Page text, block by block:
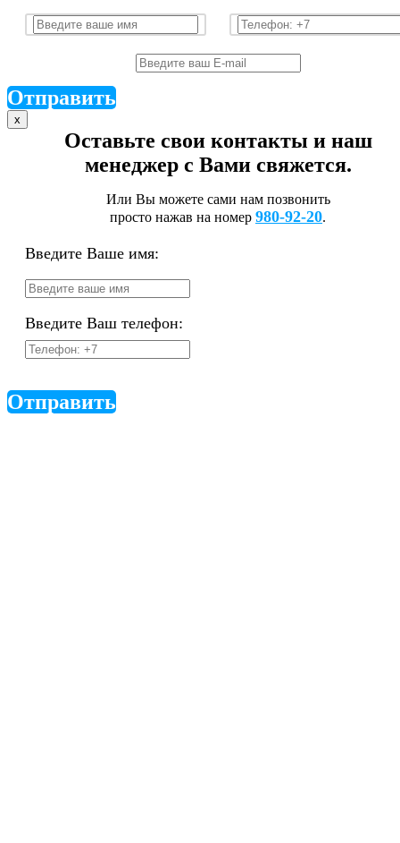
Отправить
x
Оставьте свои контакты и наш
менеджер с Вами свяжется.
Или Вы можете сами нам позвонить
просто нажав на номер 980-92-20.
Введите Ваше имя:
Введите Ваш телефон:
Отправить